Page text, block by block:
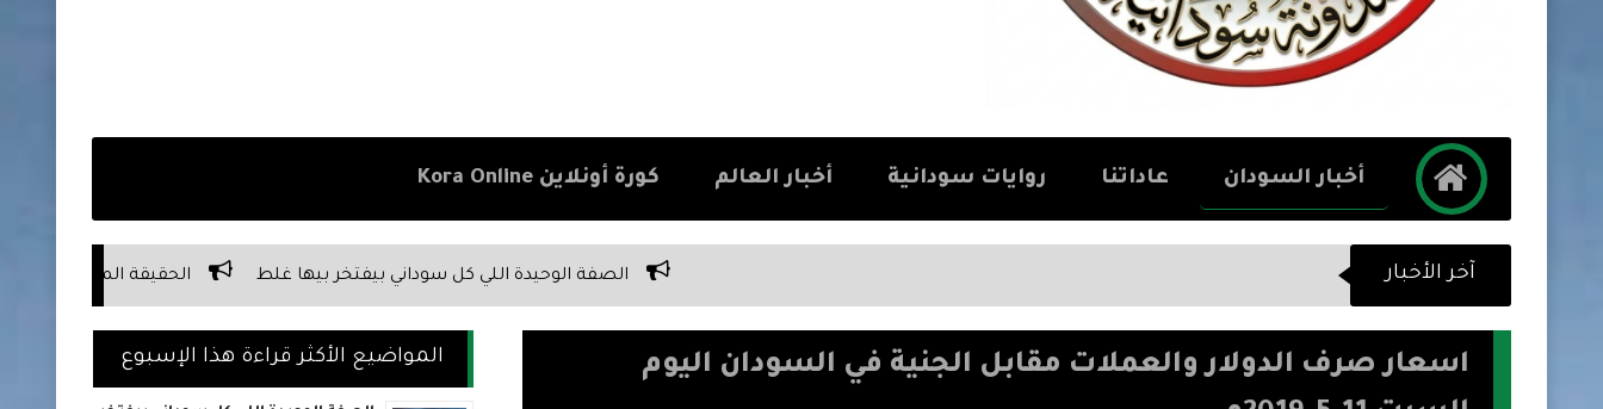
أخبار السودان عاداتنا روايات سودانية أخبار العالم كورة أونلاين Kora Online
آخر الأخبار الصفة الوحيدة اللي كل سوداني بيفتخر بيها غلط الحقيقة المرة عن علاقة السوداني بأبوه
اسعار صرف الدولار والعملات مقابل الجنية في السودان اليوم
المواضيع الأكثر قراءة هذا الإسبوع